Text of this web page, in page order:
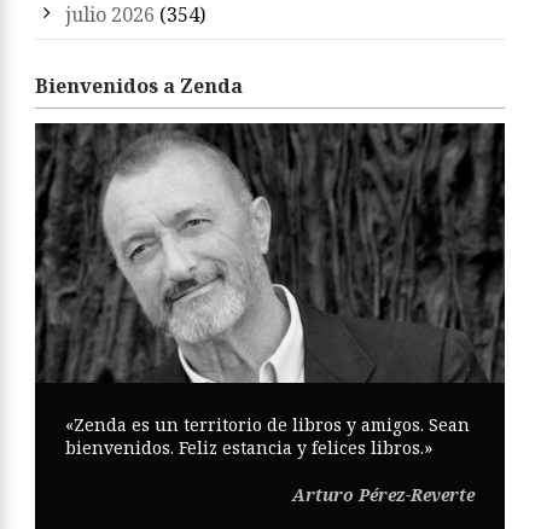
julio 2026 (354)
Bienvenidos a Zenda
«Zenda es un territorio de libros y amigos. Sean
bienvenidos. Feliz estancia y felices libros.»
Arturo Pérez-Reverte